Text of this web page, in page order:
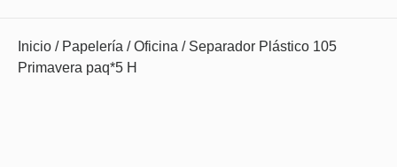
Inicio / Papelería /Oficina / Separador Plástico 105
Primavera paq*5 H